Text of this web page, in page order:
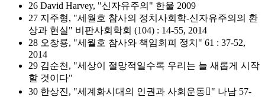
26 David Harvey, "신자유주의" 한울 2009
27 지주형, "세월호 참사의 정치사회학-신자유주의의 환
상과 현실" 비판사회학회 (104) : 14-55, 2014
28 오창룡, "세월호 참사와 책임회피 정치" 61 : 37-52,
2014
29 김순천, "세상이 절망적일수록 우리는 늘 새롭게 시작
할 것이다"
30 한상진, "세계화시대의 인권과 사회운동" 나남 57-